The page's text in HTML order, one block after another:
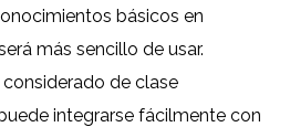
básicos en
más sencillo de usar.
considerado de clase
integrarse fácilmente con